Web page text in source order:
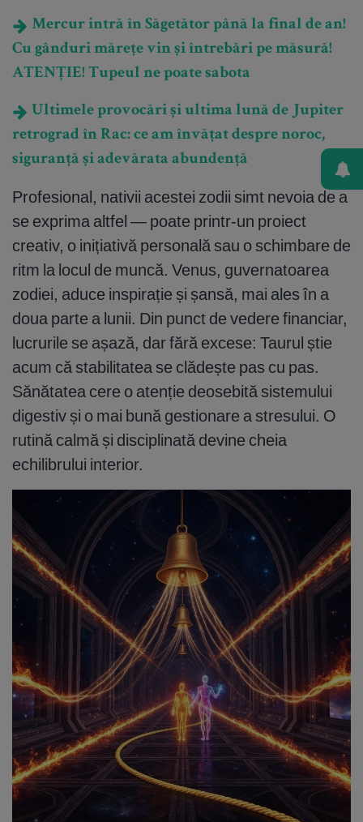
Mercur intră în Săgetător până la final de an!
Cu gânduri mărețe vin și întrebări pe măsură!
ATENȚIE! Tupeul ne poate sabota
Ultimele provocări și ultima lună de Jupiter
retrograd în Rac: ce am învățat despre noroc,
siguranță și adevărata abundență
Profesional, nativii acestei zodii simt nevoia de a
se exprima altfel — poate printr-un proiect
creativ, o inițiativă personală sau o schimbare de
ritm la locul de muncă. Venus, guvernatoarea
zodiei, aduce inspirație și șansă, mai ales în a
doua parte a lunii. Din punct de vedere financiar,
lucrurile se așază, dar fără excese: Taurul știe
acum că stabilitatea se clădește pas cu pas.
Sănătatea cere o atenție deosebită sistemului
digestiv și o mai bună gestionare a stresului. O
rutină calmă și disciplinată devine cheia
echilibrului interior.